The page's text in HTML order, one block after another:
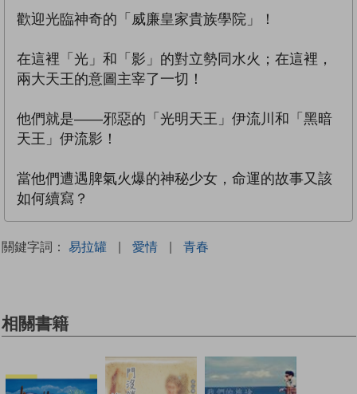
歡迎光臨神奇的「威廉皇家貴族學院」！
在這裡「光」和「影」的對立勢同水火；在這裡，
兩大天王的意圖主宰了一切！
他們就是——邪惡的「光明天王」伊流川和「黑暗
天王」伊流影！
當他們遭遇脾氣火爆的神秘少女，命運的故事又該
如何續寫？
關鍵字詞： 易拉罐 | 愛情 | 青春
相關書籍